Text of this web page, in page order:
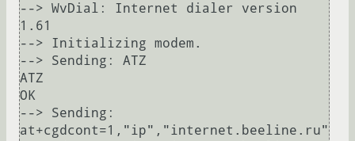
--> WvDial: Internet dialer version
1.61
--> Initializing modem.
--> Sending: ATZ
ATZ
OK
--> Sending:
at+cgdcont=1,"ip","internet.beeline.ru"